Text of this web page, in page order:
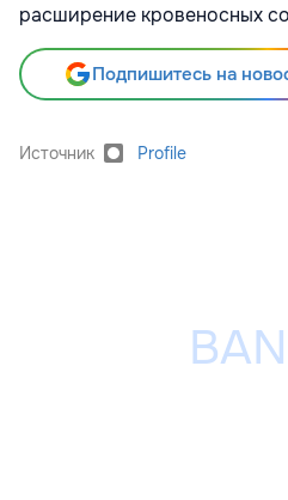
расширение кровеносных
Подпишитесь на
Источник Profile